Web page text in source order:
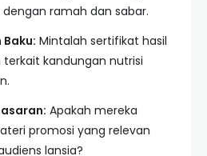
ramah dan sabar.
Mintalah sertifikat hasil
kandungan nutrisi
Apakah mereka
promosi yang relevan
lansia?